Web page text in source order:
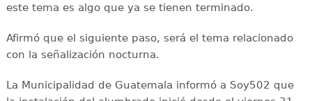
este tema es algo que ya se tienen terminado.
Afirmó que el siguiente paso, será el tema relacionado
con la señalización nocturna.
La Municipalidad de Guatemala informó a Soy502 que